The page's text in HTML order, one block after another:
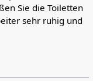
Sie die Toiletten
sehr ruhig und